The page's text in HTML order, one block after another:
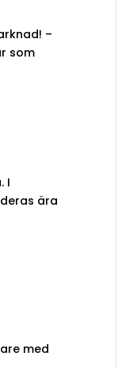
–
som
I
ära
med